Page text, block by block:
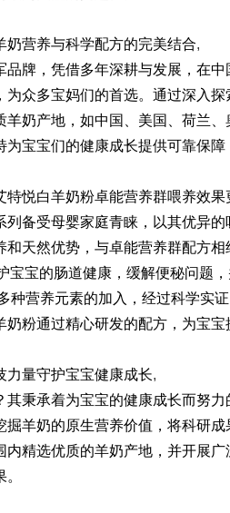
营养与科学配方的完美结合,
牌，凭借多年深耕与发展，在
为众多宝妈们的首选。通过深入
羊奶产地，如中国、美国、荷兰
宝宝们的健康成长提供可靠保障
悦白羊奶粉卓能营养群喂养效果
列备受母婴家庭青睐，以其优异
天然优势，与卓能营养群配方
宝宝的肠道健康，缓解便秘问题
种营养元素的加入，经过科学实
粉通过精心研发的配方，为宝宝
力量守护宝宝健康成长,
秉承着为宝宝的健康成长而努
羊奶的原生营养价值，将科研
内精选优质的羊奶产地，并开展